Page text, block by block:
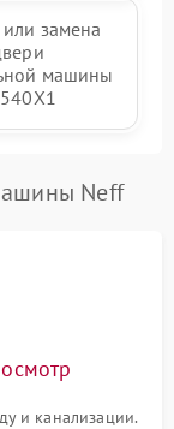
замена
машины
Neff
и канализации.